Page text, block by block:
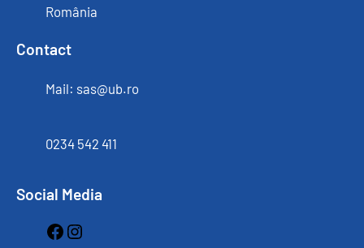
România
Contact
Mail: sas@ub.ro
0234 542 411
Social Media
Facebook Instagram